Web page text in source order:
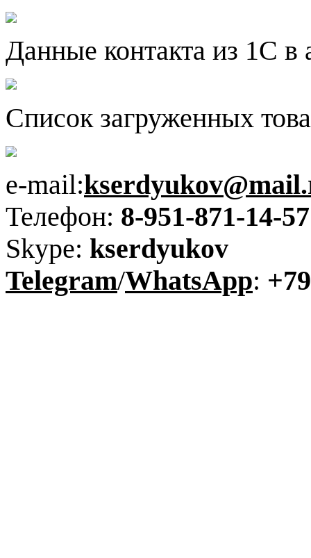
Данные контакта из 1С в
Список загруженных
e-mail:
Телефон: 8-951-871-14-57
Skype: kserdyukov
Telegram/WhatsApp: